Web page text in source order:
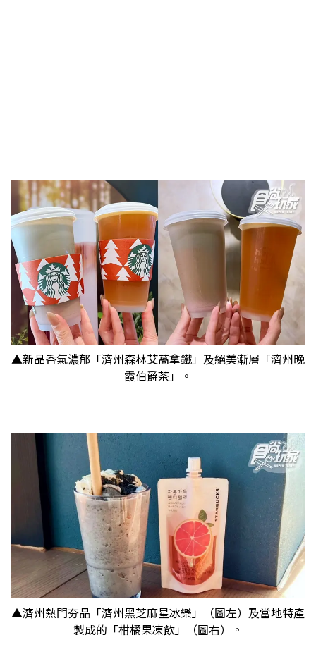
▲新品香氣濃郁「濟州森林艾萵拿鐵」及絕美漸層「濟州晚
霞伯爵茶」。
▲濟州熱門夯品「濟州黑芝麻星冰樂」（圖左）及當地特產
製成的「柑橘果凍飲」（圖右）。